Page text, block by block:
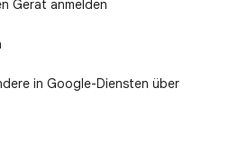
Gerät anmelden
in Google-Diensten über